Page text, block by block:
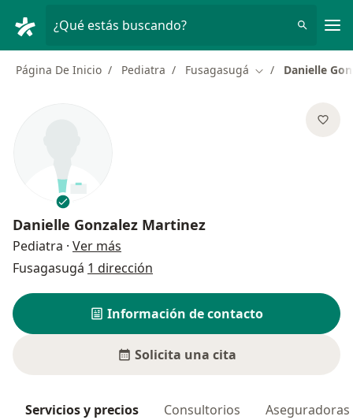
¿Qué estás buscando?
Página De Inicio Pediatra Fusagasugá Cambiar de
Danielle
Danielle Gonzalez Martinez
Pediatra · Ver más
Fusagasugá 1 dirección
Información de contacto
Solicita una cita
Servicios y precios Consultorios Aseguradoras